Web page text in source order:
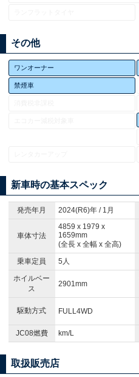
その他
ワンオーナー
禁煙車
新車時の基本スペック
発売年月 2024(R6)年 / 1月
車体寸法
4859 x 1979 x
1659mm
(全長 x 全幅 x 全高)
乗車定員 5人
ホイルベー
ス
2901mm
駆動方式 FULL4WD
JC08燃費
km/L
取扱販売店